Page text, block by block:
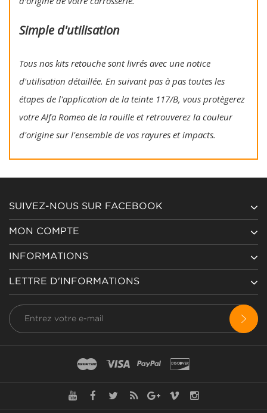
Simple d'utilisation
Tous nos kits retouche sont livrés avec une notice
d'utilisation détaillée. En suivant pas à pas toutes les
étapes de l'application de la teinte 117/B, vous protègerez
votre Alfa Romeo de la rouille et retrouverez la couleur
d'origine sur l'ensemble de vos rayures et impacts.
SUIVEZ-NOUS SUR FACEBOOK
MON COMPTE
INFORMATIONS
LETTRE D'INFORMATIONS